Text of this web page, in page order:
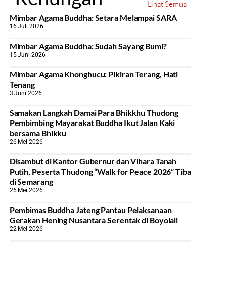
Lihat Semua
Mimbar Agama Buddha: Setara Melampai SARA
16 Juli 2026
Mimbar Agama Buddha: Sudah Sayang Bumi?
15 Juni 2026
Mimbar Agama Khonghucu: Pikiran Terang, Hati
Tenang
3 Juni 2026
Samakan Langkah Damai Para Bhikkhu Thudong
Pembimbing Mayarakat Buddha Ikut Jalan Kaki
bersama Bhikku
26 Mei 2026
Disambut di Kantor Gubernur dan Vihara Tanah
Putih, Peserta Thudong “Walk for Peace 2026” Tiba
di Semarang
26 Mei 2026
‎Pembimas Buddha Jateng Pantau Pelaksanaan
Gerakan Hening Nusantara Serentak di Boyolali
22 Mei 2026